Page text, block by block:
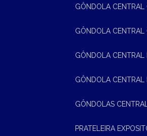
GÔNDOLA
GÔNDOLA
GÔNDOLA
GÔNDOLA
GÔNDOLAS
PRATELEIRA